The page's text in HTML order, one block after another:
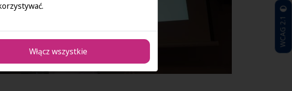
WCAG 2.1
Włącz wszystkie